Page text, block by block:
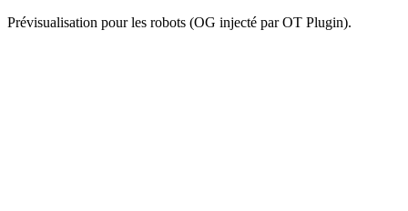
Prévisualisation pour les robots (OG injecté par OT Plugin).